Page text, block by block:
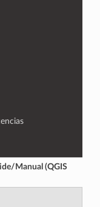
Manual (QGIS